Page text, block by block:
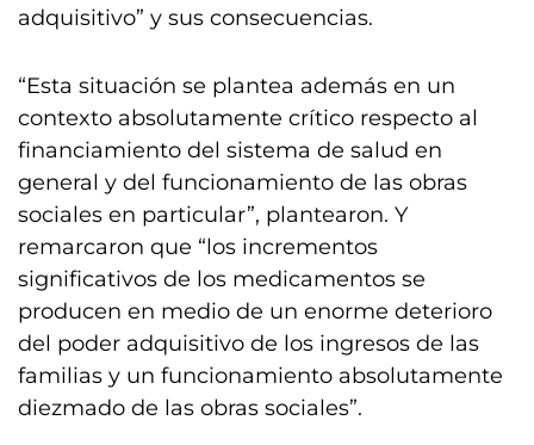
adquisitivo” y sus consecuencias.
“Esta situación se plantea además en un
contexto absolutamente crítico respecto al
financiamiento del sistema de salud en
general y del funcionamiento de las obras
sociales en particular”, plantearon. Y
remarcaron que “los incrementos
significativos de los medicamentos se
producen en medio de un enorme deterioro
del poder adquisitivo de los ingresos de las
familias y un funcionamiento absolutamente
diezmado de las obras sociales”.